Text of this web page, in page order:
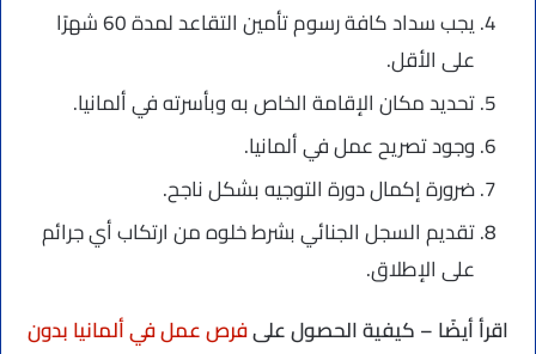
يجب سداد كافة رسوم تأمين التقاعد لمدة 60 شهرًا
على الأقل.
تحديد مكان الإقامة الخاص به وبأسرته في ألمانيا.
وجود تصريح عمل في ألمانيا.
ضرورة إكمال دورة التوجيه بشكل ناجح.
تقديم السجل الجنائي بشرط خلوه من ارتكاب أي جرائم
على الإطلاق.
اقرأ أيضًا – كيفية الحصول علىفرص عمل في ألمانيا بدون